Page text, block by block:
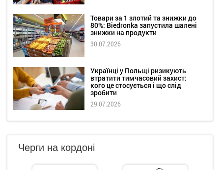
Товари за 1 злотий та знижки до
80%: Biedronka запустила шалені
знижки на продукти
30.07.2026
Українці у Польщі ризикують
втратити тимчасовий захист:
кого це стосується і що слід
зробити
29.07.2026
Черги на кордоні